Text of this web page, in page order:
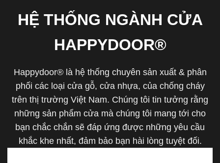
HỆ THỐNG NGÀNH CỬA
HAPPYDOOR®
Happydoor® là hệ thống chuyên sản xuất & phân
phối các loại cửa gỗ, cửa nhựa, của chống cháy
trên thị trường Việt Nam. Chúng tôi tin tưởng rằng
những sản phẩm cửa mà chúng tôi mang tới cho
bạn chắc chắn sẽ đáp ứng được những yêu cầu
khắc khe nhất, đảm bảo bạn hài lòng tuyệt đối.